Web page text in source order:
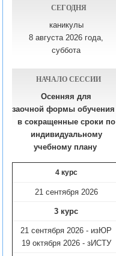
СЕГОДНЯ
каникулы
8 августа 2026 года,
суббота
НАЧАЛО СЕССИИ
Осенняя для
заочной формы обучения
в сокращенные сроки по
индивидуальному
учебному плану​
4 курс
21 сентября 2026
3 курс
21 сентября 2026 - изЮР
19 октября 2026 - зИСТУ